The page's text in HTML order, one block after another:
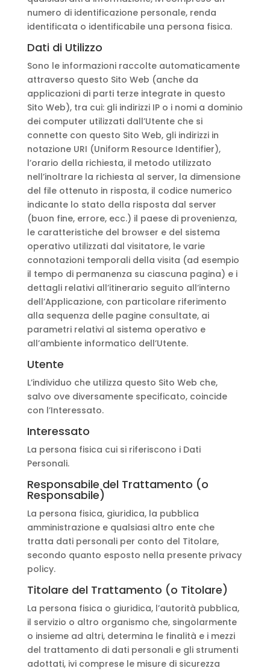
numero di identificazione personale, renda
identificata o identificabile una persona fisica.
Dati di Utilizzo
Sono le informazioni raccolte automaticamente
attraverso questo Sito Web (anche da
applicazioni di parti terze integrate in questo
Sito Web), tra cui: gli indirizzi IP o i nomi a dominio
dei computer utilizzati dall’Utente che si
connette con questo Sito Web, gli indirizzi in
notazione URI (Uniform Resource Identifier),
l’orario della richiesta, il metodo utilizzato
nell’inoltrare la richiesta al server, la dimensione
del file ottenuto in risposta, il codice numerico
indicante lo stato della risposta dal server
(buon fine, errore, ecc.) il paese di provenienza,
le caratteristiche del browser e del sistema
operativo utilizzati dal visitatore, le varie
connotazioni temporali della visita (ad esempio
il tempo di permanenza su ciascuna pagina) e i
dettagli relativi all’itinerario seguito all’interno
dell’Applicazione, con particolare riferimento
alla sequenza delle pagine consultate, ai
parametri relativi al sistema operativo e
all’ambiente informatico dell’Utente.
Utente
L’individuo che utilizza questo Sito Web che,
salvo ove diversamente specificato, coincide
con l’Interessato.
Interessato
La persona fisica cui si riferiscono i Dati
Personali.
Responsabile del Trattamento (o
Responsabile)
La persona fisica, giuridica, la pubblica
amministrazione e qualsiasi altro ente che
tratta dati personali per conto del Titolare,
secondo quanto esposto nella presente privacy
policy.
Titolare del Trattamento (o Titolare)
La persona fisica o giuridica, l’autorità pubblica,
il servizio o altro organismo che, singolarmente
o insieme ad altri, determina le finalità e i mezzi
del trattamento di dati personali e gli strumenti
adottati, ivi comprese le misure di sicurezza